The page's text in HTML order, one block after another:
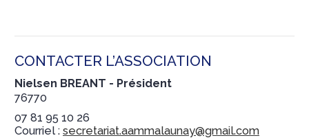
CONTACTER L’ASSOCIATION
Nielsen BREANT - Président
76770
07 81 95 10 26
Courriel : secretariat.aammalaunay@gmail.com